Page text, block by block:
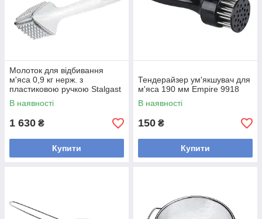
Молоток для відбивання
м'яса 0,9 кг нерж. з
пластиковою ручкою Stalgast
В наявності
1 630 ₴
Купити
Тендерайзер ум'якшувач для
м'яса 190 мм Empire 9918
В наявності
150 ₴
Купити